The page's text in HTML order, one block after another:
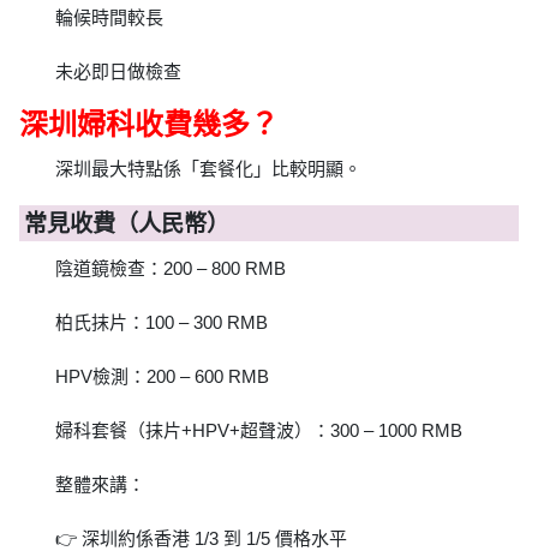
輪候時間較長
未必即日做檢查
深圳婦科收費幾多？
深圳最大特點係「套餐化」比較明顯。
常見收費（人民幣）
陰道鏡檢查：200 – 800 RMB
柏氏抹片：100 – 300 RMB
HPV檢測：200 – 600 RMB
婦科套餐（抹片+HPV+超聲波）：300 – 1000 RMB
整體來講：
👉 深圳約係香港 1/3 到 1/5 價格水平